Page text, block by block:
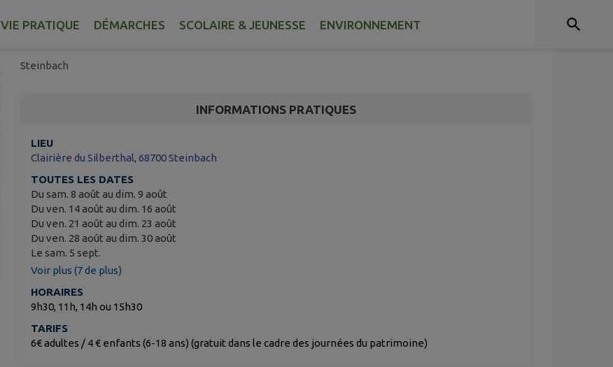
VIE PRATIQUE DÉMARCHES SCOLAIRE & JEUNESSE ENVIRONNEMENT
Nicolas
Steinbach
INFORMATIONS PRATIQUES
LIEU
Clairière du Silberthal, 68700 Steinbach
TOUTES LES DATES
Du sam. 8 août au dim. 9 août
Du ven. 14 août au dim. 16 août
Du ven. 21 août au dim. 23 août
Du ven. 28 août au dim. 30 août
Le sam. 5 sept.
Voir plus (7 de plus)
HORAIRES
9h30, 11h, 14h ou 15h30
TARIFS
6€ adultes / 4 € enfants (6-18 ans) (gratuit dans le cadre des journées du patrimoine)